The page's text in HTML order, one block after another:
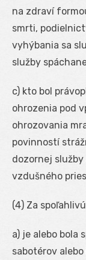
na zdraví
smrti,
vyhýbania sa
služby
c) kto bol
ohrozenia pod
ohrozovania
povinností
dozornej
vzdušného
(4) Za
a) je alebo bola
sabotérov